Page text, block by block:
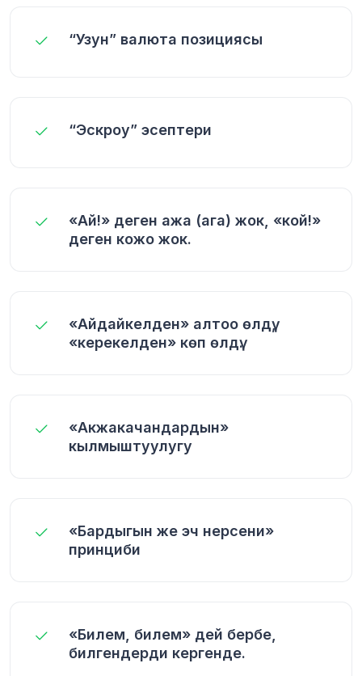
“Узун” валюта позициясы
“Эскроу” эсептери
«Ай!» деген ажа (ага) жок, «кой!»
деген кожо жок.
«Айдайкелден» алтоо өлдү,
«керекелден» көп өлдү.
«Акжакачандардын»
кылмыштуулугу
«Бардыгын же эч нерсени»
принциби
«Билем, билем» дей бербе,
билгендерди кергенде.